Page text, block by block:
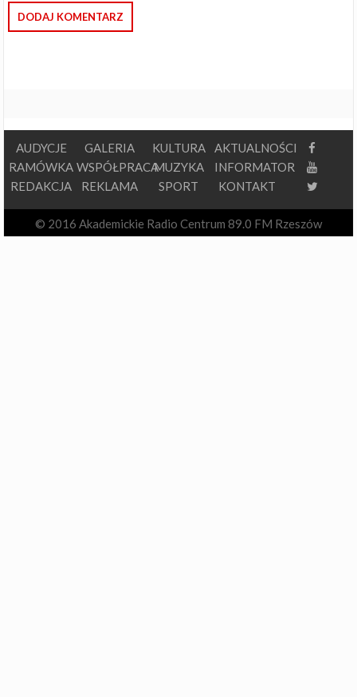
AUDYCJE
RAMÓWKA
REDAKCJA
GALERIA
WSPÓŁPRACA
REKLAMA
KULTURA
MUZYKA
SPORT
AKTUALNOŚCI
INFORMATOR
KONTAKT
© 2016 Akademickie Radio Centrum 89.0 FM Rzeszów